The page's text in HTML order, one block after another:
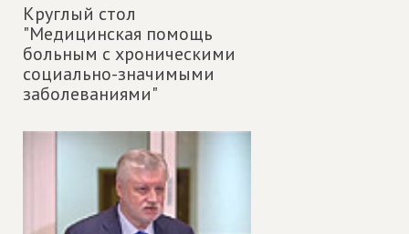
Круглый стол
"Медицинская помощь
больным с хроническими
социально-значимыми
заболеваниями"